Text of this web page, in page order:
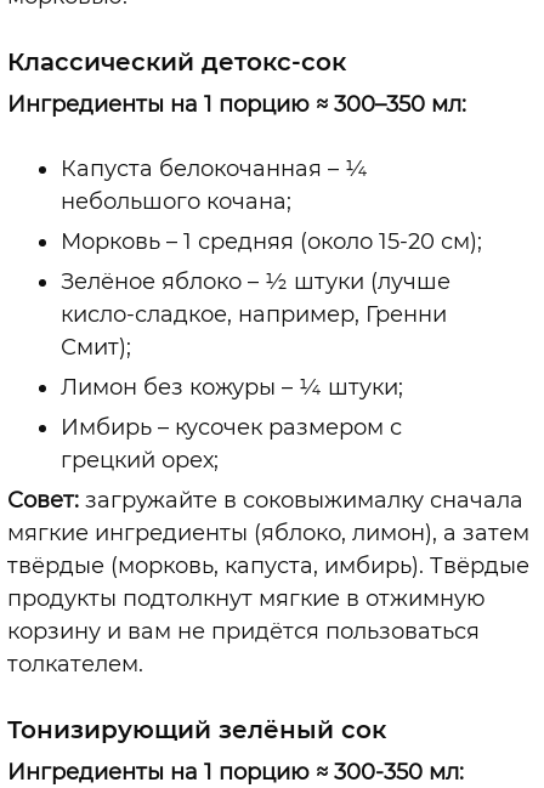
Классический детокс-сок
Ингредиенты на 1 порцию ≈ 300–350 мл:
Капуста белокочанная – ¼
небольшого кочана;
Морковь – 1 средняя (около 15-20 см);
Зелёное яблоко – ½ штуки (лучше
кисло-сладкое, например, Гренни
Смит);
Лимон без кожуры – ¼ штуки;
Имбирь – кусочек размером с
грецкий орех;
Совет: загружайте в соковыжималку сначала
мягкие ингредиенты (яблоко, лимон), а затем
твёрдые (морковь, капуста, имбирь). Твёрдые
продукты подтолкнут мягкие в отжимную
корзину и вам не придётся пользоваться
толкателем.
Тонизирующий зелёный сок
Ингредиенты на 1 порцию ≈ 300-350 мл: